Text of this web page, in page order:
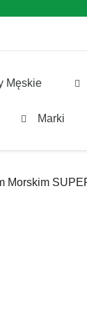
Męskie
Marki
Morskim